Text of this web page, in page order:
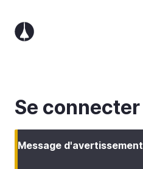
contenu
Se connecter
Message d'avertissement